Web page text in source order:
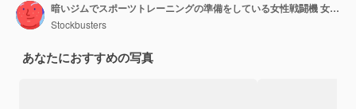
暗いジムでスポーツトレーニングの準備をしている女性戦闘機 女性ボクサーの肖像画
Stockbusters
あなたにおすすめの写真